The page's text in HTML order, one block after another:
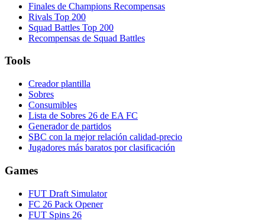
Finales de Champions Recompensas
Rivals Top 200
Squad Battles Top 200
Recompensas de Squad Battles
Tools
Creador plantilla
Sobres
Consumibles
Lista de Sobres 26 de EA FC
Generador de partidos
SBC con la mejor relación calidad-precio
Jugadores más baratos por clasificación
Games
FUT Draft Simulator
FC 26 Pack Opener
FUT Spins 26